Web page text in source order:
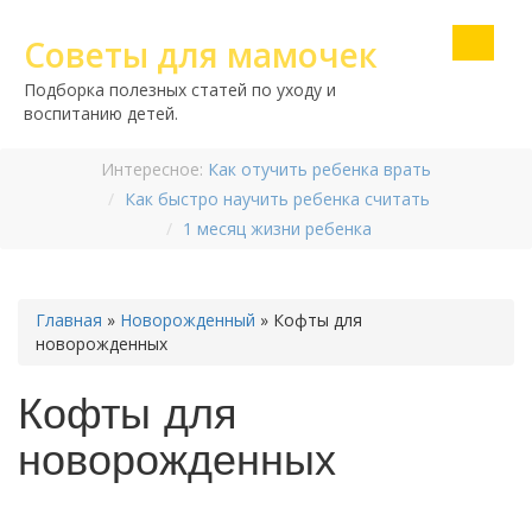
Советы для мамочек
Подборка полезных статей по уходу и
воспитанию детей.
Интересное: Как отучить ребенка врать
Как быстро научить ребенка считать
1 месяц жизни ребенка
Главная » Новорожденный » Кофты для
новорожденных
Кофты для
новорожденных